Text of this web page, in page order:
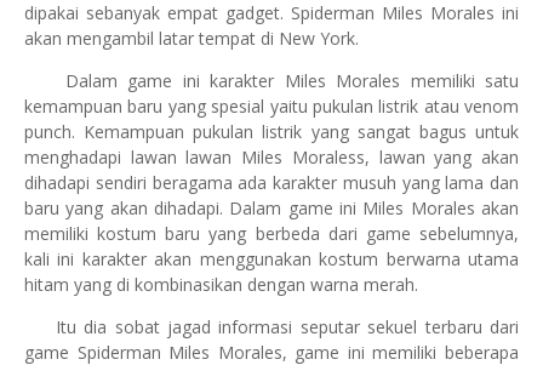
dipakai sebanyak empat gadget. Spiderman Miles Morales ini
akan mengambil latar tempat di New York.
Dalam game ini karakter Miles Morales memiliki satu
kemampuan baru yang spesial yaitu pukulan listrik atau venom
punch. Kemampuan pukulan listrik yang sangat bagus untuk
menghadapi lawan lawan Miles Moraless, lawan yang akan
dihadapi sendiri beragama ada karakter musuh yang lama dan
baru yang akan dihadapi. Dalam game ini Miles Morales akan
memiliki kostum baru yang berbeda dari game sebelumnya,
kali ini karakter akan menggunakan kostum berwarna utama
hitam yang di kombinasikan dengan warna merah.
Itu dia sobat jagad informasi seputar sekuel terbaru dari
game Spiderman Miles Morales, game ini memiliki beberapa